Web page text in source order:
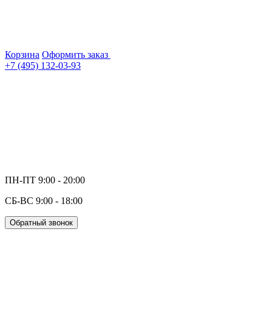
Корзина Оформить заказ
+7 (495) 132-03-93
ПН-ПТ 9:00 - 20:00
СБ-ВС 9:00 - 18:00
Обратный звонок